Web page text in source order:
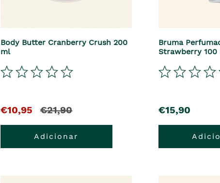
Body Butter Cranberry Crush 200
ml
€10,95 €21,90
Adicionar
Bruma
Strawberry 100
€15,90